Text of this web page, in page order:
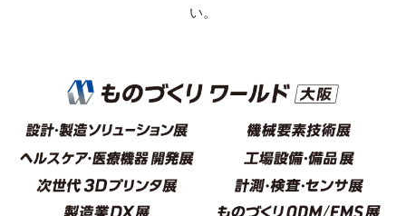
い。